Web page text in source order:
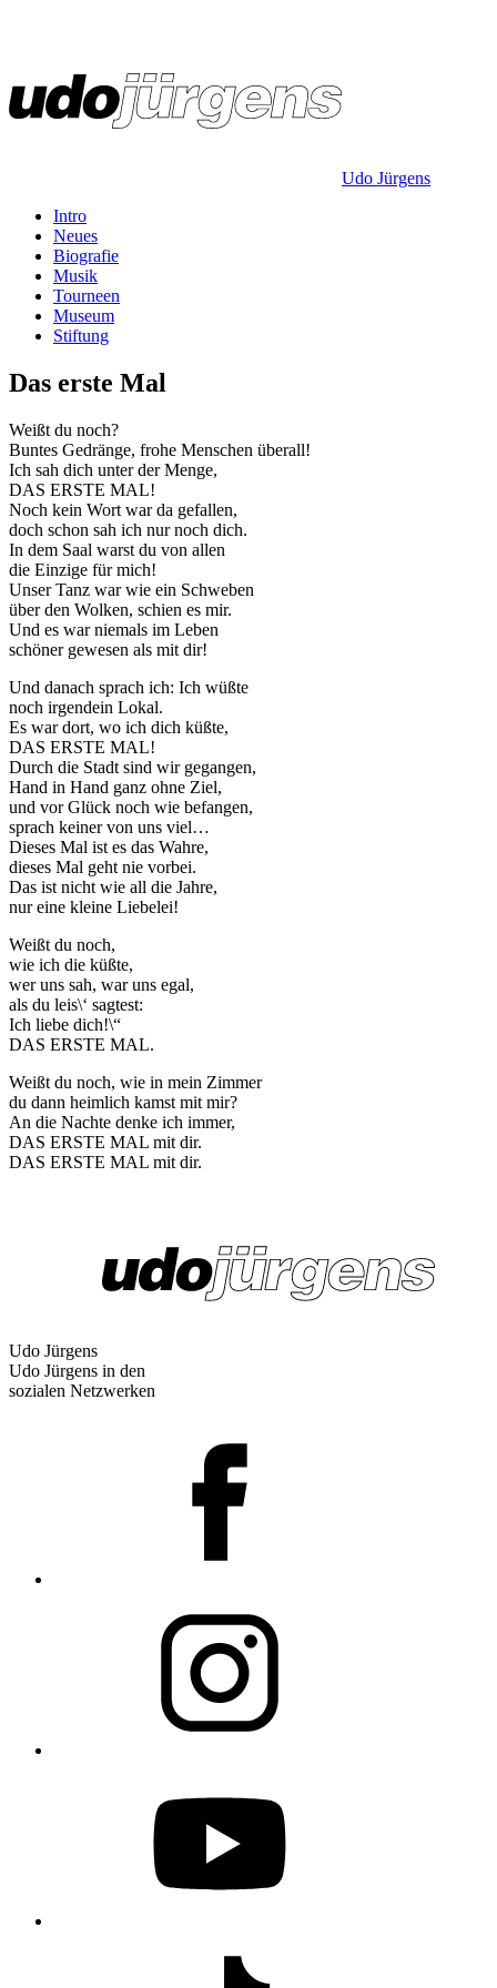
Udo Jürgens
Intro
Neues
Biografie
Musik
Tourneen
Museum
Stiftung
Das erste Mal
Weißt du noch?
Buntes Gedränge, frohe Menschen überall!
Ich sah dich unter der Menge,
DAS ERSTE MAL!
Noch kein Wort war da gefallen,
doch schon sah ich nur noch dich.
In dem Saal warst du von allen
die Einzige für mich!
Unser Tanz war wie ein Schweben
über den Wolken, schien es mir.
Und es war niemals im Leben
schöner gewesen als mit dir!
Und danach sprach ich: Ich wüßte
noch irgendein Lokal.
Es war dort, wo ich dich küßte,
DAS ERSTE MAL!
Durch die Stadt sind wir gegangen,
Hand in Hand ganz ohne Ziel,
und vor Glück noch wie befangen,
sprach keiner von uns viel…
Dieses Mal ist es das Wahre,
dieses Mal geht nie vorbei.
Das ist nicht wie all die Jahre,
nur eine kleine Liebelei!
Weißt du noch,
wie ich die küßte,
wer uns sah, war uns egal,
als du leis\‘ sagtest:
Ich liebe dich!\“
DAS ERSTE MAL.
Weißt du noch, wie in mein Zimmer
du dann heimlich kamst mit mir?
An die Nachte denke ich immer,
DAS ERSTE MAL mit dir.
DAS ERSTE MAL mit dir.
Udo Jürgens
Udo Jürgens in den
sozialen Netzwerken